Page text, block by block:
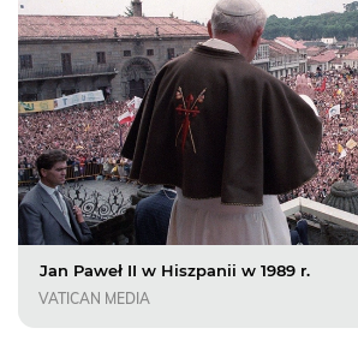
Jan Paweł II w Hiszpanii w 1989 r.
VATICAN MEDIA